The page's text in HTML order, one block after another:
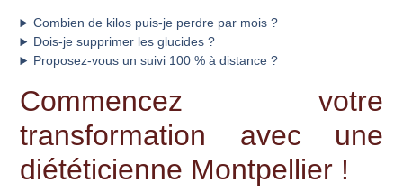
Combien de kilos puis-je perdre par mois ?
Dois-je supprimer les glucides ?
Proposez-vous un suivi 100 % à distance ?
Commencez votre
transformation avec une
diététicienne Montpellier !